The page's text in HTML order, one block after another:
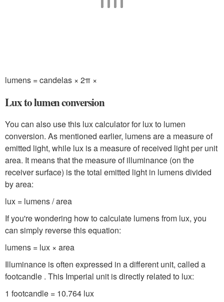
lumens = candelas × 2π ×
Lux to lumen conversion
You can also use this lux calculator for lux to lumen
conversion. As mentioned earlier, lumens are a measure of
emitted light, while lux is a measure of received light per unit
area. It means that the measure of illuminance (on the
receiver surface) is the total emitted light in lumens divided
by area:
lux = lumens / area
If you're wondering how to calculate lumens from lux, you
can simply reverse this equation:
lumens = lux × area
Illuminance is often expressed in a different unit, called a
footcandle . This Imperial unit is directly related to lux:
1 footcandle = 10.764 lux